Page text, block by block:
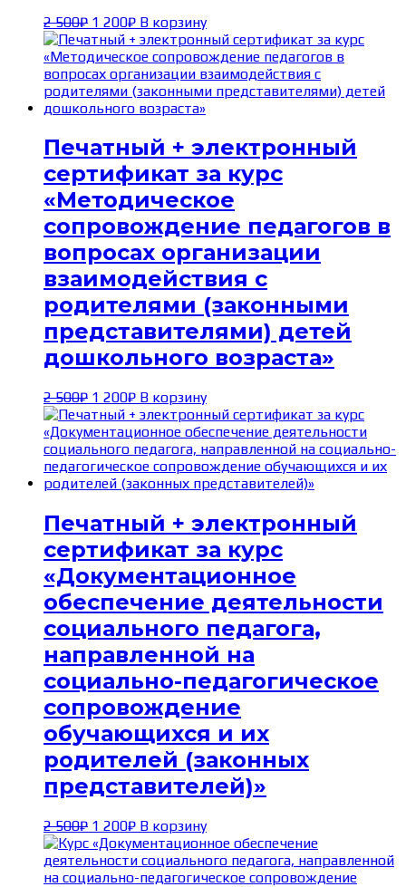
2 500₽ Первоначальная
цена
составляла
2 500₽.
1 200₽Текущая
цена:
1 200₽.
В корзину
Печатный + электронный
сертификат за курс
«Методическое
сопровождение педагогов в
вопросах организации
взаимодействия с
родителями (законными
представителями) детей
дошкольного возраста»
2 500₽ Первоначальная
цена
составляла
2 500₽.
1 200₽Текущая
цена:
1 200₽.
В корзину
Печатный + электронный
сертификат за курс
«Документационное
обеспечение деятельности
социального педагога,
направленной на
социально-педагогическое
сопровождение
обучающихся и их
родителей (законных
представителей)»
2 500₽ Первоначальная
цена
составляла
2 500₽.
1 200₽Текущая
цена:
1 200₽.
В корзину